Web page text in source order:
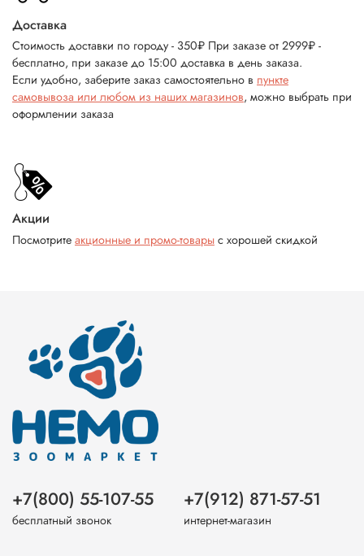
Доставка
Стоимость доставки по городу - 350₽ При заказе от 2999₽ -
бесплатно, при заказе до 15:00 доставка в день заказа.
Если удобно, заберите заказ самостоятельно в пункте
самовывоза или любом из наших магазинов, можно выбрать при
оформлении заказа
Акции
Посмотрите акционные и промо-товары с хорошей скидкой
+7(800) 55-107-55
бесплатный звонок
+7(912) 871-57-51
интернет-магазин